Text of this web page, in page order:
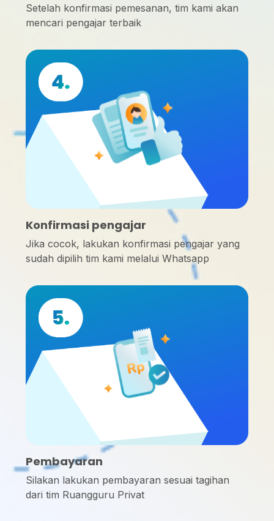
Setelah konfirmasi pemesanan, tim kami akan
mencari pengajar terbaik
Konfirmasi pengajar
Jika cocok, lakukan konfirmasi pengajar yang
sudah dipilih tim kami melalui Whatsapp
Pembayaran
Silakan lakukan pembayaran sesuai tagihan
dari tim Ruangguru Privat